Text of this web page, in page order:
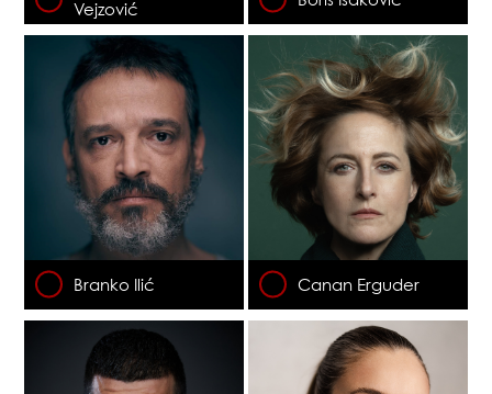
Vejzović
Branko Ilić Canan Erguder